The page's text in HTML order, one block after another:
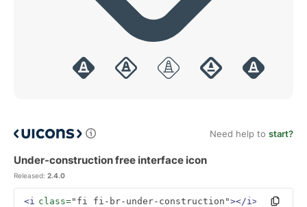
Need help to start?
Under-construction free interface icon
Released: 2.4.0
<i class="fi fi-br-under-construction"></i>